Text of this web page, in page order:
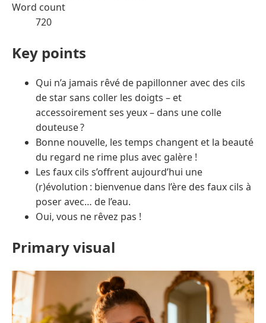
Word count
720
Key points
Qui n’a jamais rêvé de papillonner avec des cils
de star sans coller les doigts – et
accessoirement ses yeux – dans une colle
douteuse ?
Bonne nouvelle, les temps changent et la beauté
du regard ne rime plus avec galère !
Les faux cils s’offrent aujourd’hui une
(r)évolution : bienvenue dans l’ère des faux cils à
poser avec… de l’eau.
Oui, vous ne rêvez pas !
Primary visual